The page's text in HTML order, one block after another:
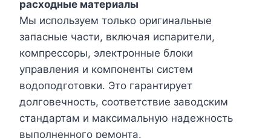
расходные материалы
Мы используем только оригинальные
запасные части, включая испарители,
компрессоры, электронные блоки
управления и компоненты систем
водоподготовки. Это гарантирует
долговечность, соответствие заводским
стандартам и максимальную надежность
выполненного ремонта.